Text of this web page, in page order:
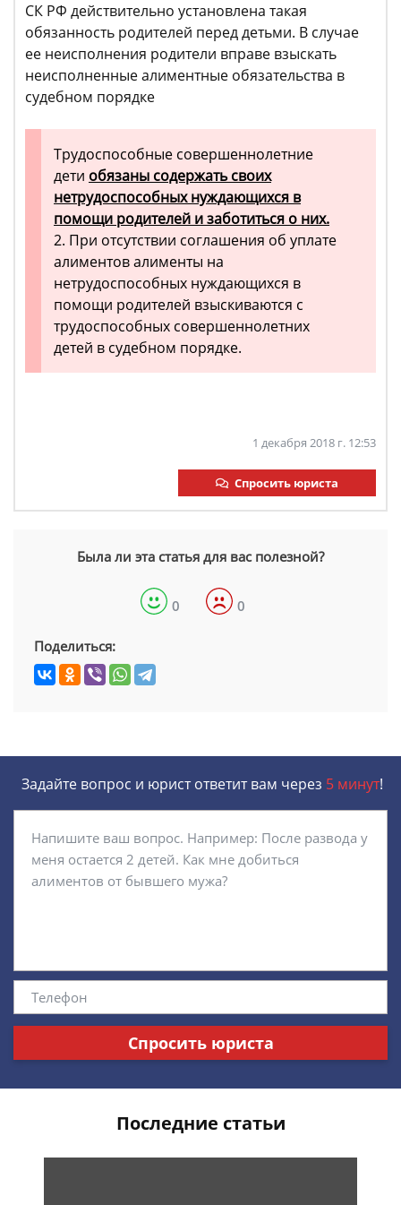
СК РФ действительно установлена такая
обязанность родителей перед детьми. В случае
ее неисполнения родители вправе взыскать
неисполненные алиментные обязательства в
судебном порядке
Трудоспособные совершеннолетние
дети обязаны содержать своих
нетрудоспособных нуждающихся в
помощи родителей и заботиться о них.
2. При отсутствии соглашения об уплате
алиментов алименты на
нетрудоспособных нуждающихся в
помощи родителей взыскиваются с
трудоспособных совершеннолетних
детей в судебном порядке.
1 декабря 2018 г. 12:53
Спросить юриста
Была ли эта статья для вас полезной?
0 0
Поделиться:
Задайте вопрос и юрист ответит вам через 5 минут!
Спросить юриста
Последние статьи